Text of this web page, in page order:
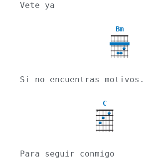
Vete ya
Bm
Si no encuentras motivos.
C
X
Para seguir conmigo